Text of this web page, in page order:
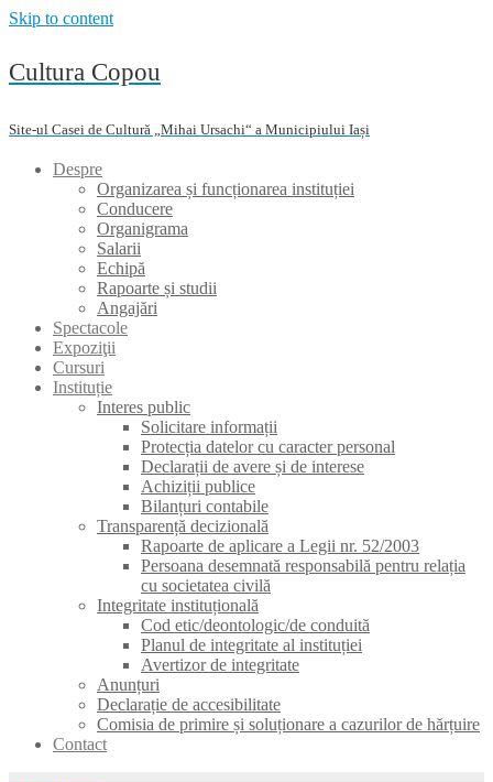
Skip to content
Cultura Copou
Site-ul Casei de Cultură „Mihai Ursachi“ a Municipiului Iași
Despre
Organizarea și funcționarea instituției
Conducere
Organigrama
Salarii
Echipă
Rapoarte și studii
Angajări
Spectacole
Expoziţii
Cursuri
Instituție
Interes public
Solicitare informații
Protecția datelor cu caracter personal
Declarații de avere și de interese
Achiziții publice
Bilanțuri contabile
Transparență decizională
Rapoarte de aplicare a Legii nr. 52/2003
Persoana desemnată responsabilă pentru relația
cu societatea civilă
Integritate instituțională
Cod etic/deontologic/de conduită
Planul de integritate al instituției
Avertizor de integritate
Anunțuri
Declarație de accesibilitate
Comisia de primire și soluționare a cazurilor de hărțuire
Contact